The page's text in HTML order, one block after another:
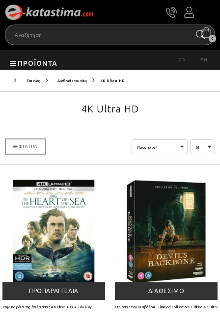
0
ΠΡΟΪΌΝΤΑ GR EN
Ταινίες Διεθνείς ταινίες 4K Ultra HD
4K Ultra HD
ΦΊΛΤΡΑ
ΠΡΟΠΑΡΑΓΓΕΛΊΑ
Στην καρδιά της θάλασσας 4K Ultra HD + Blu-Ray
ΔΙΑΘΈΣΙΜΟ
Στη ράχη του Διαβόλου - Limited Collectors Edition 4K